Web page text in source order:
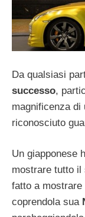
Da qualsiasi
successo,
magnificenza di
riconosciuto
Un giapponese
mostrare tutto
fatto a
coprendola sua